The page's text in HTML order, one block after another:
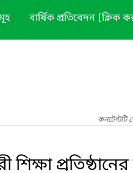
বার্ষিক প্রতিবেদন [ক্লিক
কনটেন্টটি